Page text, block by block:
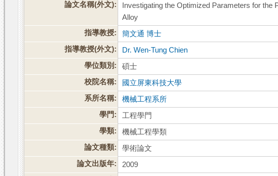
論文名稱(外文):
Investigating the Optimized Parameters for
Alloy
指導教授:
簡文通 博士
指導教授(外文):
Dr. Wen-Tung Chien
學位類別:
碩士
校院名稱:
國立屏東科技大學
系所名稱:
機械工程系所
學門:
工程學門
學類:
機械工程學類
論文種類:
學術論文
論文出版年:
2009